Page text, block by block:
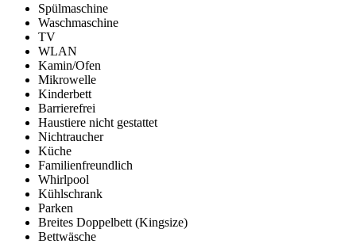
Spülmaschine
Waschmaschine
TV
WLAN
Kamin/Ofen
Mikrowelle
Kinderbett
Barrierefrei
Haustiere nicht gestattet
Nichtraucher
Küche
Familienfreundlich
Whirlpool
Kühlschrank
Parken
Breites Doppelbett (Kingsize)
Bettwäsche